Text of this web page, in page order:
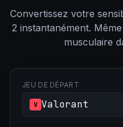
Convertissez votre
2 instantanément.
musculaire
JEU DE DÉPART
V Valorant